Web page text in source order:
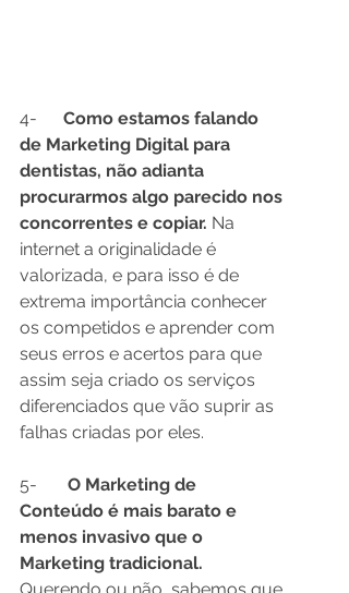
Como estamos falando
de Marketing Digital para
dentistas, não adianta
procurarmos algo parecido nos
concorrentes e copiar. Na
internet a originalidade é
valorizada, e para isso é de
extrema importância conhecer
os competidos e aprender com
seus erros e acertos para que
assim seja criado os serviços
diferenciados que vão suprir as
falhas criadas por eles.
O Marketing de
Conteúdo é mais barato e
menos invasivo que o
Marketing tradicional.